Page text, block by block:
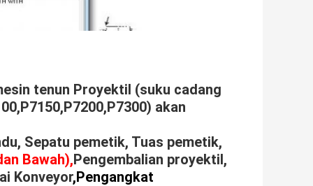
tenun Proyektil (suku cadang
akan
Sepatu pemetik, Tuas pemetik,
Bawah),Pengembalian proyektil,
Konveyor,Pengangkat